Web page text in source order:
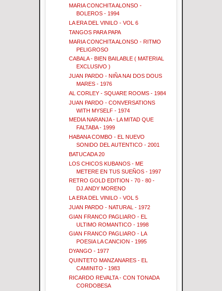
MARIA CONCHITA ALONSO -
BOLEROS - 1994
LA ERA DEL VINILO - VOL 6
TANGOS PARA PAPA
MARIA CONCHITA ALONSO - RITMO
PELIGROSO
CABALA - BIEN BAILABLE ( MATERIAL
EXCLUSIVO )
JUAN PARDO - NIÑA NAI DOS DOUS
MARES - 1976
AL CORLEY - SQUARE ROOMS - 1984
JUAN PARDO - CONVERSATIONS
WITH MYSELF - 1974
MEDIA NARANJA - LA MITAD QUE
FALTABA - 1999
HABANA COMBO - EL NUEVO
SONIDO DEL AUTENTICO - 2001
BATUCADA 20
LOS CHICOS KUBANOS - ME
METERE EN TUS SUEÑOS - 1997
RETRO GOLD EDITION - 70 - 80 -
DJ.ANDY MORENO
LA ERA DEL VINILO - VOL 5
JUAN PARDO - NATURAL - 1972
GIAN FRANCO PAGLIARO - EL
ULTIMO ROMANTICO - 1998
GIAN FRANCO PAGLIARO - LA
POESIA LA CANCION - 1995
DYANGO - 1977
QUINTETO MANZANARES - EL
CAMINITO - 1983
RICARDO REVALTA - CON TONADA
CORDOBESA